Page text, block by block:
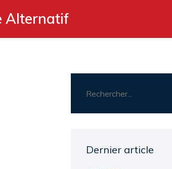
Alternatif
Dernier article